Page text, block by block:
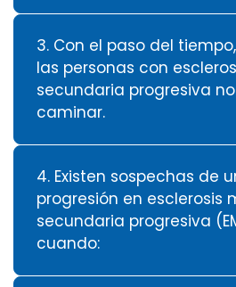
3. Con el paso del tiempo,
las personas con
secundaria progresiva
caminar.
4. Existen sospechas de
progresión en esclerosis
secundaria progresiva
cuando: